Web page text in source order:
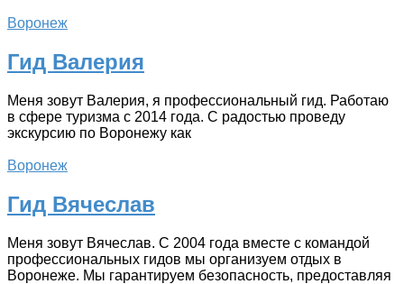
Воронеж
Гид Валерия
Меня зовут Валерия, я профессиональный гид. Работаю
в сфере туризма с 2014 года. С радостью проведу
экскурсию по Воронежу как
Воронеж
Гид Вячеслав
Меня зовут Вячеслав. С 2004 года вместе с командой
профессиональных гидов мы организуем отдых в
Воронеже. Мы гарантируем безопасность, предоставляя